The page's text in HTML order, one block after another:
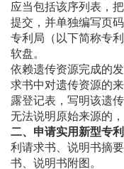
应当包括该序列表，
提交，并单独编写页
专利局（以下简称专
软盘。
依赖遗传资源完成的
求书中对遗传资源的
露登记表，写明该遗
无法说明原始来源的
二、申请实用新型专
利请求书、说明书摘
书、说明书附图。